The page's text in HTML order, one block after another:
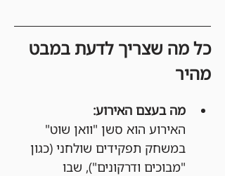
כל מה שצריך לדעת במבט
מהיר
מה בעצם האירוע:
האירוע הוא סשן "וואן שוט"
במשחק תפקידים שולחני (כגון
"מבוכים ודרקונים"), שבו